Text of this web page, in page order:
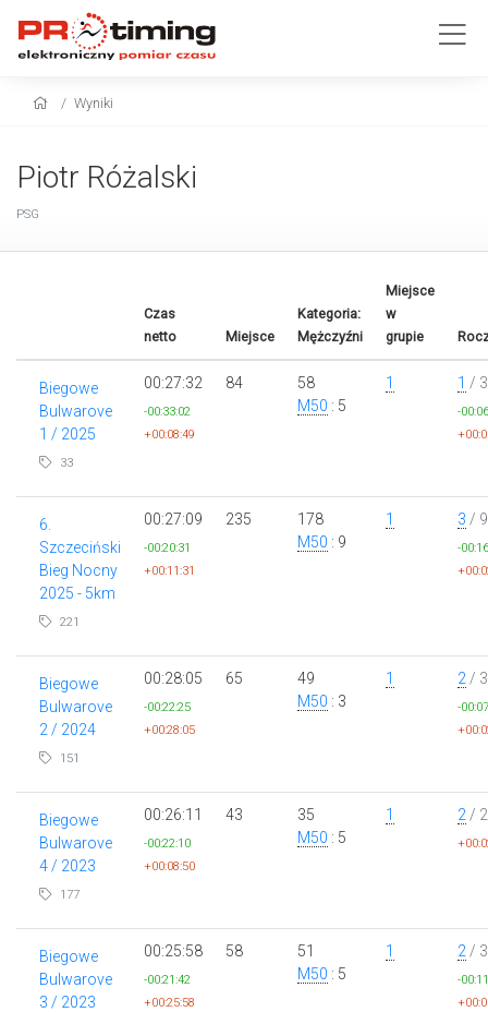
Wyniki
Piotr Różalski
PSG
Czas
netto
Miejsce
Kategoria:
Mężczyźni
Miejsce
w
grupie
Biegowe
Bulwarove
1 / 2025
33
00:27:32
-00:33:02
+00:08:49
84
58
M50 : 5
1 1 / 3
-
6.
Szczeciński
Bieg Nocny
2025 - 5km
221
00:27:09
-00:20:31
+00:11:31
235
178
M50 : 9
1 3 / 9
-
Biegowe
Bulwarove
2 / 2024
151
00:28:05
-00:22:25
+00:28:05
65
49
M50 : 3
1 2 / 3
-
Biegowe
Bulwarove
4 / 2023
177
00:26:11
-00:22:10
+00:08:50
43
35
M50 : 5
1 2 / 2
Biegowe
Bulwarove
3 / 2023
00:25:58
-00:21:42
+00:25:58
58
51
M50 : 5
1 2 / 3
-